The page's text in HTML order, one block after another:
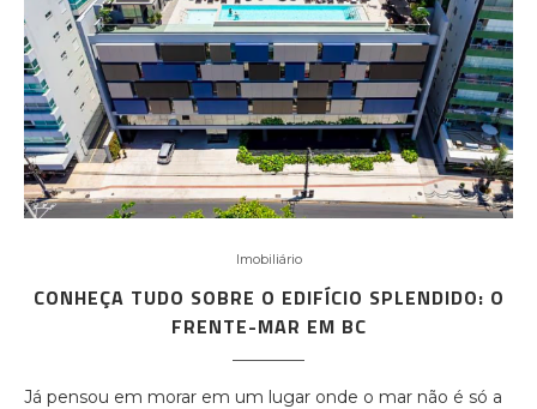
Imobiliário
CONHEÇA TUDO SOBRE O EDIFÍCIO SPLENDIDO: O
FRENTE-MAR EM BC
Já pensou em morar em um lugar onde o mar não é só a